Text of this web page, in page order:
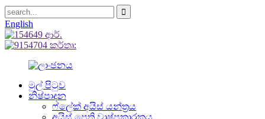
English
මුල් පිටුව
නිෂ්පාදන
ෆ්ලේක් අයිස් යන්ත්‍රය
අයිස් පෙති වාෂ්පකාරකය